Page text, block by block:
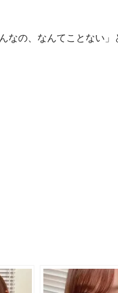
なの、なんてことない」